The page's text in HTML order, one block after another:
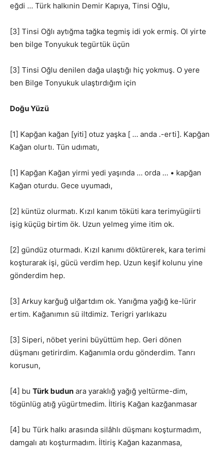
eğdi … Türk halkınin Demir Kapıya, Tinsi Oğlu,
[3] Tinsi Oğlı aytığma tağka tegmiş idi yok ermiş. Ol yirte
ben bilge Tonyukuk tegürtük üçün
[3] Tinsi Oğlu denilen dağa ulaştığı hiç yokmuş. O yere
ben Bilge Tonyukuk ulaştırdığım için
Doğu Yüzü
[1] Kapğan kağan [yiti] otuz yaşka [ … anda .-erti]. Kapğan
Kağan olurtı. Tün udımatı,
[1] Kapğan Kağan yirmi yedi yaşında … orda … • kapğan
Kağan oturdu. Gece uyumadı,
[2] küntüz olurmatı. Kızıl kanım töküti kara terimyügiirti
işig küçüg birtim ök. Uzun yelmeg yime itim ok.
[2] gündüz oturmadı. Kızıl kanımı döktürerek, kara terimi
koşturarak işi, gücü verdim hep. Uzun keşif kolunu yine
gönderdim hep.
[3] Arkuy karğuğ ulğartdım ok. Yanığma yağığ ke-lürir
ertim. Kağanımın sü iltdimiz. Terigri yarlıkazu
[3] Siperi, nöbet yerini büyüttüm hep. Geri dönen
düşmanı getirirdim. Kağanımla ordu gönderdim. Tanrı
korusun,
[4] bu Türk budun ara yaraklığ yağığ yeltürme-dim,
tögünlüg atığ yügürtmedim. İltiriş Kağan kazğanmasar
[4] bu Türk halkı arasında silâhlı düşmanı koşturmadım,
damgalı atı koşturmadım. İltiriş Kağan kazanmasa,